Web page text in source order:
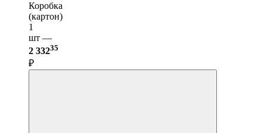
Коробка
(картон)
1
шт —
2 33235
₽